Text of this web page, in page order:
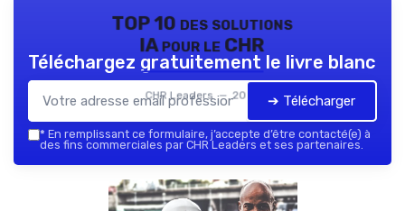
TOP 10 des solutions
IA pour le CHR
CHR Leaders — 2026
Téléchargez gratuitement le livre blanc
➔ Télécharger
* En remplissant ce formulaire, j’accepte d’être contacté(e) à
des fins commerciales par CHR Leaders et ses partenaires.